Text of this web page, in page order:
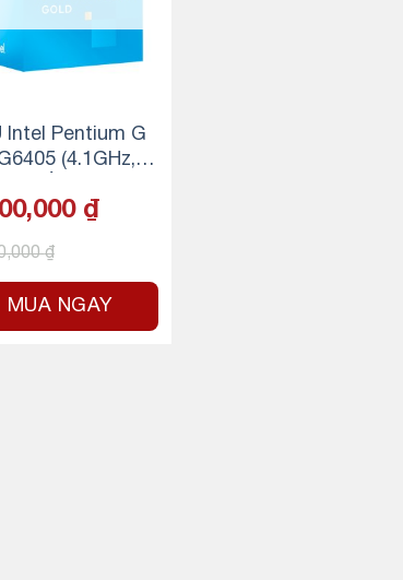
Intel Pentium G
(4.1GHz, 2
58W) – Socket I
₫
₫
MUA NGAY